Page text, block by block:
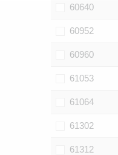
60640
60952
60960
61053
61064
61302
61312